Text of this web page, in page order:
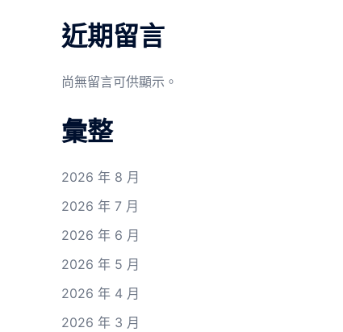
近期留言
尚無留言可供顯示。
彙整
2026 年 8 月
2026 年 7 月
2026 年 6 月
2026 年 5 月
2026 年 4 月
2026 年 3 月